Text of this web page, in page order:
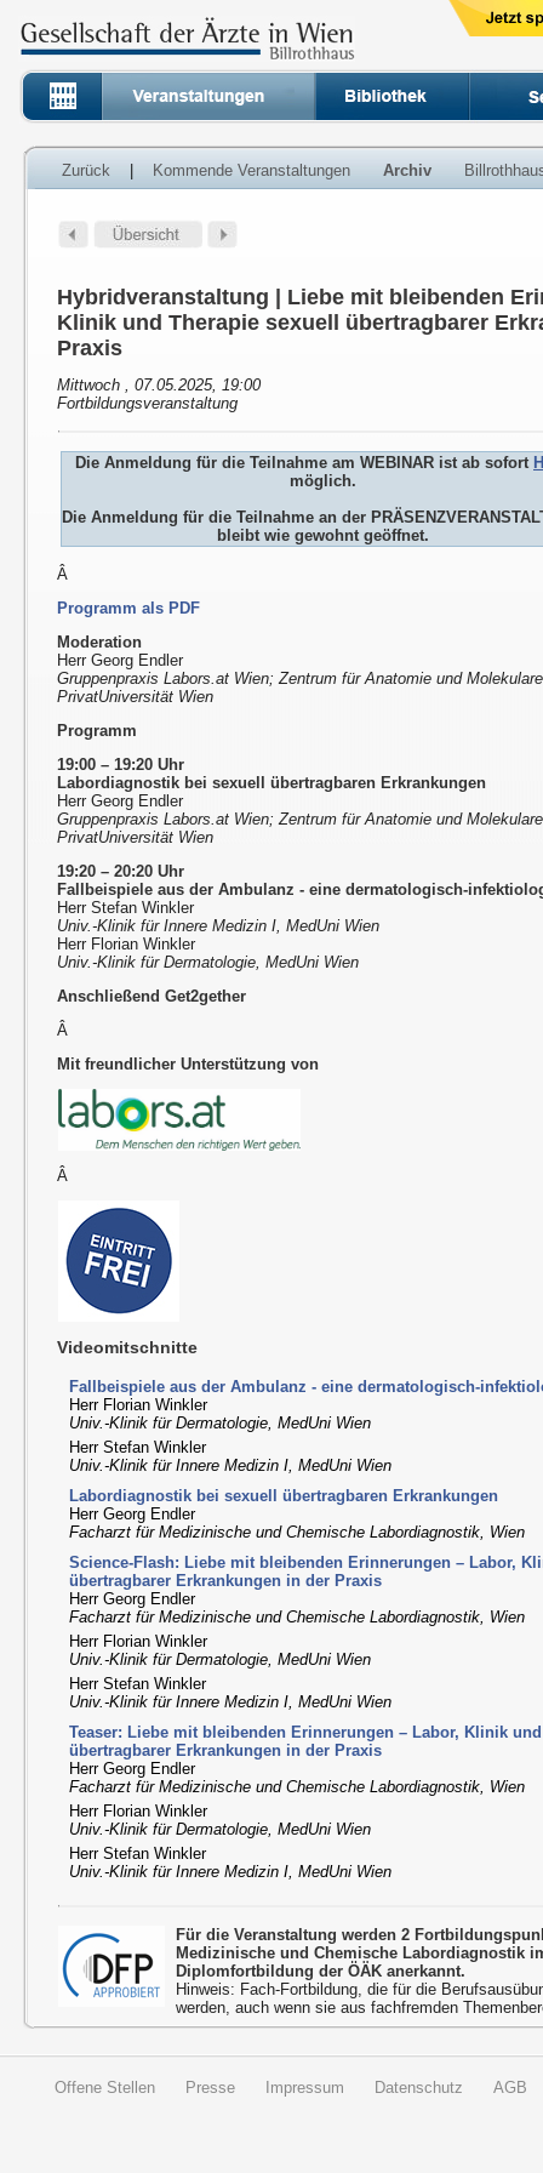
Zurück Kommende Veranstaltungen Archiv
Hybridveranstaltung | Liebe mit bleibenden
Klinik und Therapie sexuell übertragbarer
Praxis
Mittwoch , 07.05.2025, 19:00
Fortbildungsveranstaltung
Die Anmeldung für die Teilnahme am WEBINAR ist ab sofort
möglich.
Die Anmeldung für die Teilnahme an der
bleibt wie gewohnt geöffnet.
Â
Programm als PDF
Moderation
Herr Georg Endler
Gruppenpraxis Labors.at Wien; Zentrum für Anatomie und
PrivatUniversität Wien
Programm
19:00 – 19:20 Uhr
Labordiagnostik bei sexuell übertragbaren Erkrankungen
Herr Georg Endler
Gruppenpraxis Labors.at Wien; Zentrum für Anatomie und
PrivatUniversität Wien
19:20 – 20:20 Uhr
Fallbeispiele aus der Ambulanz - eine dermatologisch-
Herr Stefan Winkler
Univ.-Klinik für Innere Medizin I, MedUni Wien
Herr Florian Winkler
Univ.-Klinik für Dermatologie, MedUni Wien
Anschließend Get2gether
Â
Mit freundlicher Unterstützung von
Â
Videomitschnitte
Fallbeispiele aus der Ambulanz - eine dermatologisch-
Herr Florian Winkler
Univ.-Klinik für Dermatologie, MedUni Wien
Herr Stefan Winkler
Univ.-Klinik für Innere Medizin I, MedUni Wien
Labordiagnostik bei sexuell übertragbaren Erkrankungen
Herr Georg Endler
Facharzt für Medizinische und Chemische Labordiagnostik, Wien
Science-Flash: Liebe mit bleibenden Erinnerungen – Labor,
übertragbarer Erkrankungen in der Praxis
Herr Georg Endler
Facharzt für Medizinische und Chemische Labordiagnostik, Wien
Herr Florian Winkler
Univ.-Klinik für Dermatologie, MedUni Wien
Herr Stefan Winkler
Univ.-Klinik für Innere Medizin I, MedUni Wien
Teaser: Liebe mit bleibenden Erinnerungen – Labor, Klinik
übertragbarer Erkrankungen in der Praxis
Herr Georg Endler
Facharzt für Medizinische und Chemische Labordiagnostik, Wien
Herr Florian Winkler
Univ.-Klinik für Dermatologie, MedUni Wien
Herr Stefan Winkler
Univ.-Klinik für Innere Medizin I, MedUni Wien
Für die Veranstaltung werden 2
Medizinische und Chemische Labordiagnostik
Diplomfortbildung der ÖÄK anerkannt.
Hinweis: Fach-Fortbildung, die für die
werden, auch wenn sie aus fachfremden
Offene Stellen Presse Impressum Datenschutz AGB